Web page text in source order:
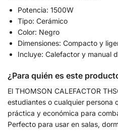
Potencia: 1500W
Tipo: Cerámico
Color: Negro
Dimensiones: Compacto y
Incluye: Calefactor y manual
¿Para quién es este
El THOMSON CALEFACTOR
estudiantes o cualquier persona
práctica y económica para
Perfecto para usar en salas,